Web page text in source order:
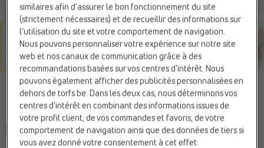
TAMARIS
Escarpins blanc
-25% Web Only
similaires afin d’assurer le bon fonctionnement du site
(strictement nécessaires) et de recueillir des informations sur
l’utilisation du site et votre comportement de navigation.
Nous pouvons personnaliser votre expérience sur notre site
web et nos canaux de communication grâce à des
recommandations basées sur vos centres d’intérêt. Nous
pouvons également afficher des publicités personnalisées en
dehors de torfs.be. Dans les deux cas, nous déterminons vos
centres d’intérêt en combinant des informations issues de
votre profil client, de vos commandes et favoris, de votre
comportement de navigation ainsi que des données de tiers si
vous avez donné votre consentement à cet effet.